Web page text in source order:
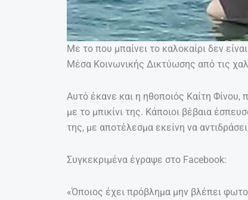
Με το που μπαίνει το καλοκαίρι δεν
Μέσα Κοινωνικής Δικτύωσης από τις
Αυτό έκανε και η ηθοποιός Καίτη
με το μπικίνι της. Κάποιοι βέβαια
της, με αποτέλεσμα εκείνη να
Συγκεκριμένα έγραψε στο Facebook:
«Όποιος έχει πρόβλημα μην βλέπει